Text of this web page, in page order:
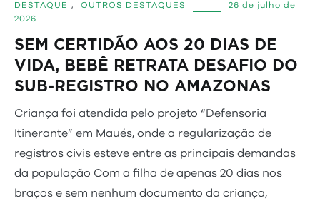
DESTAQUE , OUTROS DESTAQUES
26 de julho de
2026
SEM CERTIDÃO AOS 20 DIAS DE
VIDA, BEBÊ RETRATA DESAFIO DO
SUB-REGISTRO NO AMAZONAS
Criança foi atendida pelo projeto “Defensoria
Itinerante” em Maués, onde a regularização de
registros civis esteve entre as principais demandas
da população Com a filha de apenas 20 dias nos
braços e sem nenhum documento da criança,